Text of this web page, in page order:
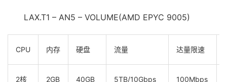
LAX.T1 – AN5 – VOLUME(AMD EPYC 9005)
CPU 内存 硬盘 流量 达量限速
2核 2GB 40GB 5TB/10Gbps 100Mbps